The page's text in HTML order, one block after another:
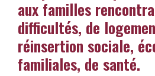
aux familles
difficultés, de
réinsertion sociale,
familiales, de santé.